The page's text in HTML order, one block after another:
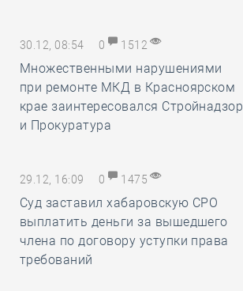
30.12, 08:54 0 1512
Множественными нарушениями
при ремонте МКД в Красноярском
крае заинтересовался Стройнадзор
и Прокуратура
29.12, 16:09 0 1475
Суд заставил хабаровскую СРО
выплатить деньги за вышедшего
члена по договору уступки права
требований